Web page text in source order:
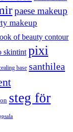
paese makeup
makeup
of beauty contour
skintint pixi
base santhilea
steg för